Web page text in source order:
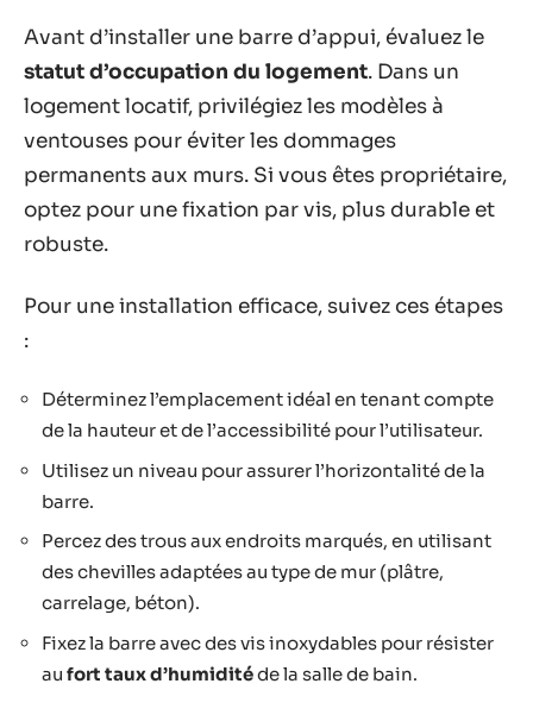
Avant d’installer une barre d’appui, évaluez le
statut d’occupation du logement. Dans un
logement locatif, privilégiez les modèles à
ventouses pour éviter les dommages
permanents aux murs. Si vous êtes propriétaire,
optez pour une fixation par vis, plus durable et
robuste.
Pour une installation efficace, suivez ces étapes
:
Déterminez l’emplacement idéal en tenant compte
de la hauteur et de l’accessibilité pour l’utilisateur.
Utilisez un niveau pour assurer l’horizontalité de la
barre.
Percez des trous aux endroits marqués, en utilisant
des chevilles adaptées au type de mur (plâtre,
carrelage, béton).
Fixez la barre avec des vis inoxydables pour résister
au fort taux d’humiditéde la salle de bain.